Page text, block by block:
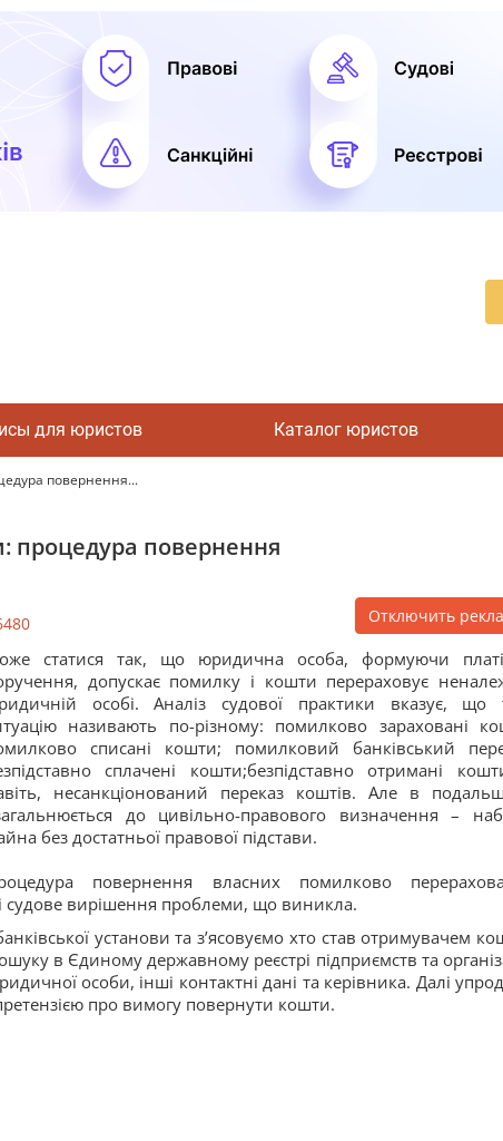
для юристов Каталог юристов
повернення...
процедура повернення
Отключить
статися так, що юридична особа, формуючи
допускає помилку і кошти перераховує
особі. Аналіз судової практики вказує, що
називають по-різному: помилково зараховані
списані кошти; помилковий банківський
сплачені кошти;безпідставно отримані
несанкціонований переказ коштів. Але в
до цивільно-правового визначення –
без достатньої правової підстави.
повернення власних помилково
судове вирішення проблеми, що виникла.
установи та з’ясовуємо хто став отримувачем
в Єдиному державному реєстрі підприємств та
особи, інші контактні дані та керівника. Далі
про вимогу повернути кошти.